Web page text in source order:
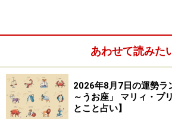
あわせて読みた
2026年8月7日の運勢ラ
～うお座」 マリィ・プ
とこと占い】